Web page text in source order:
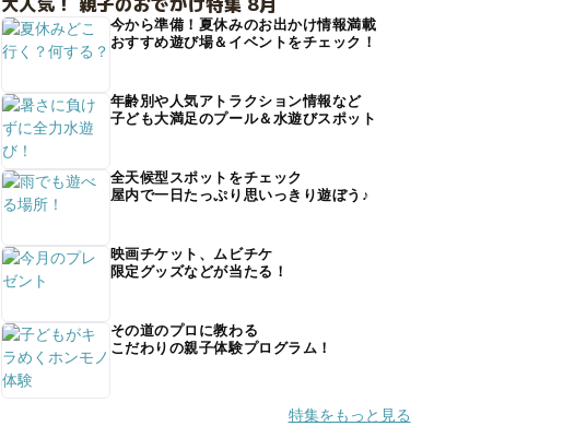
今から準備！夏休みのお出かけ情報満載
おすすめ遊び場＆イベントをチェック！
年齢別や人気アトラクション情報など
子ども大満足のプール＆水遊びスポット
全天候型スポットをチェック
屋内で一日たっぷり思いっきり遊ぼう♪
映画チケット、ムビチケ
限定グッズなどが当たる！
その道のプロに教わる
こだわりの親子体験プログラム！
特集をもっと見る